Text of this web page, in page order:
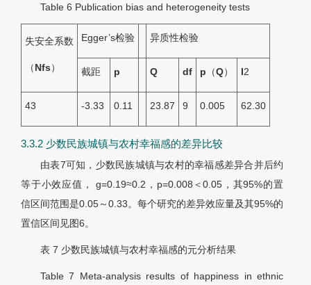
Table 6 Publication bias and heterogeneity tests
失安全系数
（Nfs）
Egger’s检验 异质性检验
截距 p Q df p （Q） I2
43 -3.33 0.11 23.87 9 0.005 62.30
3.3.2 少数民族城镇与农村幸福感的差异比较
由表7可知，少数民族城镇与农村的幸福感差异合并后约
等于小效应值， g=0.19≈0.2，p=0.008＜0.05，其95%的置
信区间范围是0.05～0.33。每个研究的差异效应量及其95%的
置信区间见图6。
表 7 少数民族城镇与农村幸福感的元分析结果
Table 7 Meta-analysis results of happiness in ethnic